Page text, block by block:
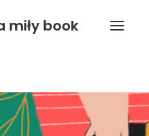
miły book